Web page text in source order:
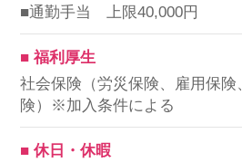
■通勤手当 上限40,000円
■ 福利厚生
社会保険（労災保険、雇用保
険）※加入条件による
■ 休日・休暇